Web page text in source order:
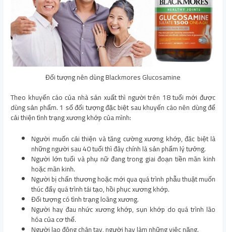
Đối tượng nên dùng Blackmores Glucosamine
Theo khuyến cáo của nhà sản xuất thì người trên 18 tuổi mới được
dùng sản phẩm. 1 số đối tượng đặc biệt sau khuyến cáo nên dùng để
cải thiện tình trạng xương khớp của mình:
Người muốn cải thiện và tăng cường xương khớp, đăc biệt là
những người sau 40 tuổi thì đây chính là sản phẩm lý tưởng.
Người lớn tuổi và phụ nữ đang trong giai đoạn tiền mãn kinh
hoặc mãn kinh.
Người bị chấn thương hoặc mới qua quá trình phẫu thuật muốn
thúc đẩy quá trình tái tạo, hồi phục xương khớp.
Đối tượng có tình trạng loãng xương.
Người hay đau nhức xương khớp, sụn khớp do quá trình lão
hóa của cơ thể.